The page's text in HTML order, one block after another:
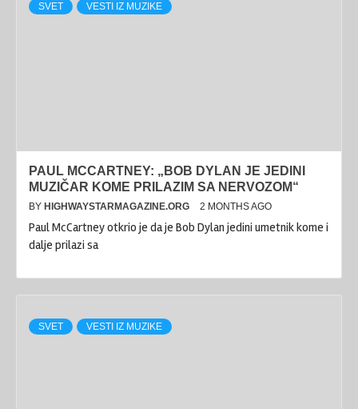
SVET VESTI IZ MUZIKE
PAUL MCCARTNEY: „BOB DYLAN JE JEDINI
MUZIČAR KOME PRILAZIM SA NERVOZOM“
BY HIGHWAYSTARMAGAZINE.ORG 2 MONTHS AGO
Paul McCartney otkrio je da je Bob Dylan jedini umetnik kome i
dalje prilazi sa
SVET VESTI IZ MUZIKE